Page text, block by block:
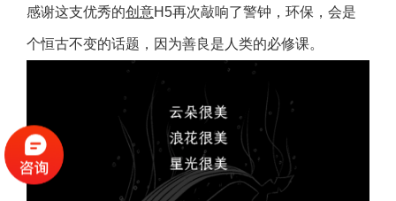
感谢这支优秀的创意H5再次敲响了警钟，环保，会是
个恒古不变的话题，因为善良是人类的必修课。